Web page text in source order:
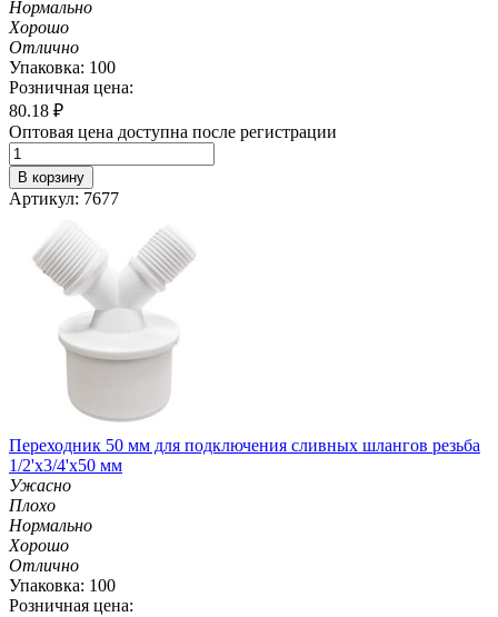
Нормально
Хорошо
Отлично
Упаковка: 100
Розничная цена:
80.18 ₽
Оптовая цена доступна после регистрации
В корзину
Артикул: 7677
Переходник 50 мм для подключения сливных шлангов резьба
1/2'х3/4'х50 мм
Ужасно
Плохо
Нормально
Хорошо
Отлично
Упаковка: 100
Розничная цена: